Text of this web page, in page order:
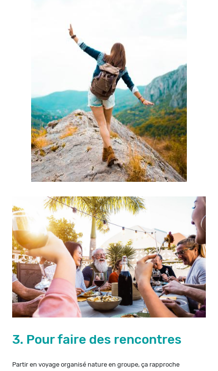
3. Pour faire des rencontres
Partir en voyage organisé nature en groupe, ça rapproche